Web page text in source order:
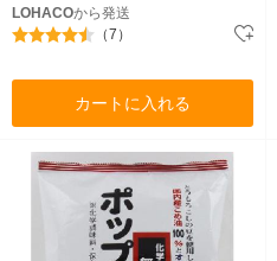
LOHACOから発送
（7）
カートに入れる